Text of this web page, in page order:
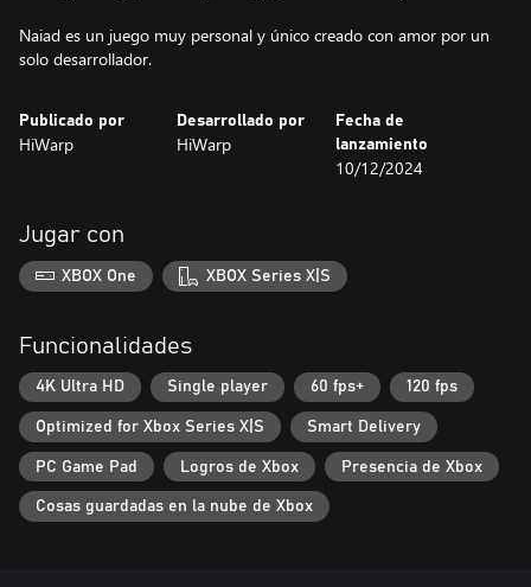
Naiad es un juego muy personal y único creado con amor por un
solo desarrollador.
Publicado por
HiWarp
Desarrollado por
HiWarp
Fecha de
lanzamiento
10/12/2024
Jugar con
XBOX One XBOX Series X|S
Funcionalidades
4K Ultra HD Single player 60 fps+ 120 fps
Optimized for Xbox Series X|S Smart Delivery
PC Game Pad Logros de Xbox Presencia de Xbox
Cosas guardadas en la nube de Xbox